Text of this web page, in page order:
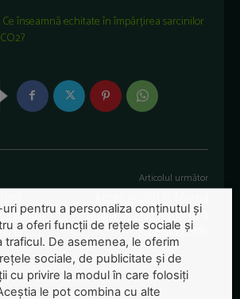
Ce înseamnă echitate în împărțirea sarcinilor
pentru
în
Articolul următor
Antipa de Ziua Mondială a
Zonelor Umede
pentru a personaliza conținutul și
a oferi funcții de rețele sociale și
traficul. De asemenea, le oferim
sociale, de publicitate și de
cu privire la modul în care folosiți
le pot combina cu alte